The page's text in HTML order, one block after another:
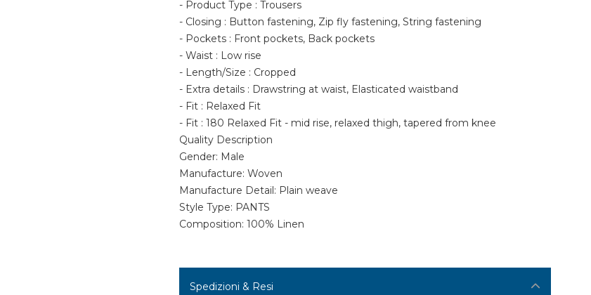
- Product Type : Trousers
- Closing : Button fastening, Zip fly fastening, String fastening
- Pockets : Front pockets, Back pockets
- Waist : Low rise
- Length/Size : Cropped
- Extra details : Drawstring at waist, Elasticated waistband
- Fit : Relaxed Fit
- Fit : 180 Relaxed Fit - mid rise, relaxed thigh, tapered from knee
Quality Description
Gender: Male
Manufacture: Woven
Manufacture Detail: Plain weave
Style Type: PANTS
Composition: 100% Linen
Spedizioni & Resi